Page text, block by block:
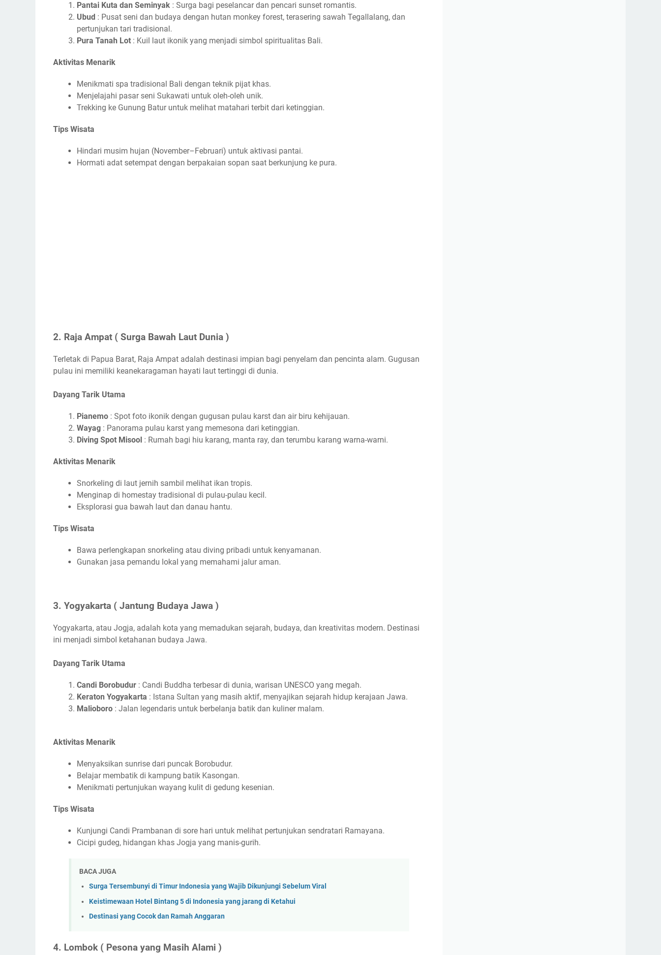
Pantai Kuta dan Seminyak : Surga bagi peselancar dan pencari sunset romantis.
Ubud : Pusat seni dan budaya dengan hutan monkey forest, terasering sawah Tegallalang, dan
pertunjukan tari tradisional.
Pura Tanah Lot : Kuil laut ikonik yang menjadi simbol spiritualitas Bali.
Aktivitas Menarik
Menikmati spa tradisional Bali dengan teknik pijat khas.
Menjelajahi pasar seni Sukawati untuk oleh-oleh unik.
Trekking ke Gunung Batur untuk melihat matahari terbit dari ketinggian.
Tips Wisata
Hindari musim hujan (November–Februari) untuk aktivasi pantai.
Hormati adat setempat dengan berpakaian sopan saat berkunjung ke pura.
2. Raja Ampat ( Surga Bawah Laut Dunia )
Terletak di Papua Barat, Raja Ampat adalah destinasi impian bagi penyelam dan pencinta alam. Gugusan
pulau ini memiliki keanekaragaman hayati laut tertinggi di dunia.
Dayang Tarik Utama
Pianemo : Spot foto ikonik dengan gugusan pulau karst dan air biru kehijauan.
Wayag : Panorama pulau karst yang memesona dari ketinggian.
Diving Spot Misool : Rumah bagi hiu karang, manta ray, dan terumbu karang warna-warni.
Aktivitas Menarik
Snorkeling di laut jernih sambil melihat ikan tropis.
Menginap di homestay tradisional di pulau-pulau kecil.
Eksplorasi gua bawah laut dan danau hantu.
Tips Wisata
Bawa perlengkapan snorkeling atau diving pribadi untuk kenyamanan.
Gunakan jasa pemandu lokal yang memahami jalur aman.
3. Yogyakarta ( Jantung Budaya Jawa )
Yogyakarta, atau Jogja, adalah kota yang memadukan sejarah, budaya, dan kreativitas modern. Destinasi
ini menjadi simbol ketahanan budaya Jawa.
Dayang Tarik Utama
Candi Borobudur : Candi Buddha terbesar di dunia, warisan UNESCO yang megah.
Keraton Yogyakarta : Istana Sultan yang masih aktif, menyajikan sejarah hidup kerajaan Jawa.
Malioboro : Jalan legendaris untuk berbelanja batik dan kuliner malam.
Aktivitas Menarik
Menyaksikan sunrise dari puncak Borobudur.
Belajar membatik di kampung batik Kasongan.
Menikmati pertunjukan wayang kulit di gedung kesenian.
Tips Wisata
Kunjungi Candi Prambanan di sore hari untuk melihat pertunjukan sendratari Ramayana.
Cicipi gudeg, hidangan khas Jogja yang manis-gurih.
BACA JUGA
Surga Tersembunyi di Timur Indonesia yang Wajib Dikunjungi Sebelum Viral
Keistimewaan Hotel Bintang 5 di Indonesia yang jarang di Ketahui
Destinasi yang Cocok dan Ramah Anggaran
4. Lombok ( Pesona yang Masih Alami )